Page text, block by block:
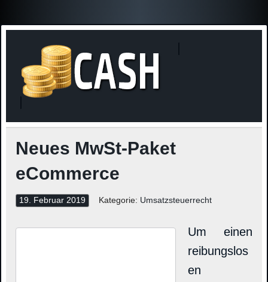
Neues MwSt-Paket
eCommerce
19. Februar 2019 Kategorie: Umsatzsteuerrecht
Um einen
reibungslos
en